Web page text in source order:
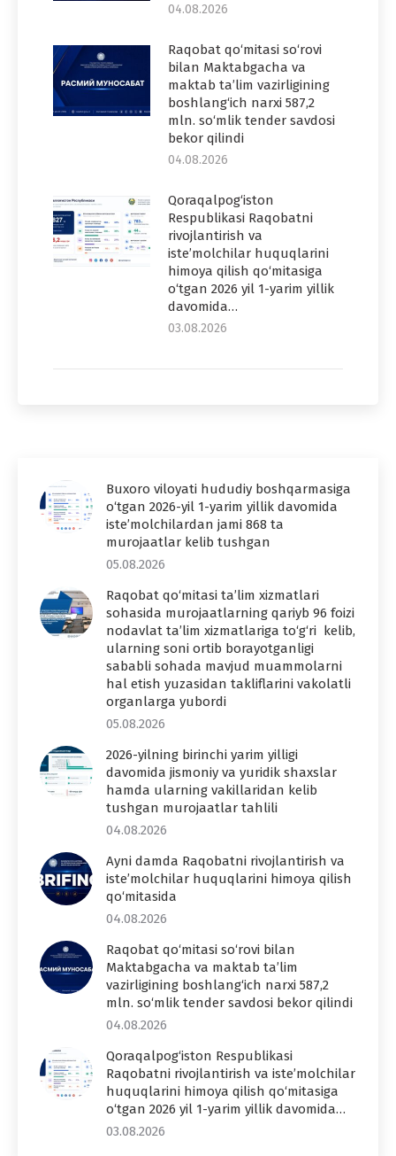
04.08.2026
Raqobat qo‘mitasi so‘rovi
bilan Maktabgacha va
maktab ta’lim vazirligining
boshlang‘ich narxi 587,2
mln. so‘mlik tender savdosi
bekor qilindi
04.08.2026
Qoraqalpog‘iston
Respublikasi Raqobatni
rivojlantirish va
iste’molchilar huquqlarini
himoya qilish qo‘mitasiga
o‘tgan 2026 yil 1-yarim yillik
davomida…
03.08.2026
Buxoro viloyati hududiy boshqarmasiga
o‘tgan 2026-yil 1-yarim yillik davomida
iste’molchilardan jami 868 ta
murojaatlar kelib tushgan
05.08.2026
Raqobat qo‘mitasi ta’lim xizmatlari
sohasida murojaatlarning qariyb 96 foizi
nodavlat ta’lim xizmatlariga to‘g‘ri kelib,
ularning soni ortib borayotganligi
sababli sohada mavjud muammolarni
hal etish yuzasidan takliflarini vakolatli
organlarga yubordi
05.08.2026
2026-yilning birinchi yarim yilligi
davomida jismoniy va yuridik shaxslar
hamda ularning vakillaridan kelib
tushgan murojaatlar tahlili
04.08.2026
Ayni damda Raqobatni rivojlantirish va
iste’molchilar huquqlarini himoya qilish
qo‘mitasida
04.08.2026
Raqobat qo‘mitasi so‘rovi bilan
Maktabgacha va maktab ta’lim
vazirligining boshlang‘ich narxi 587,2
mln. so‘mlik tender savdosi bekor qilindi
04.08.2026
Qoraqalpog‘iston Respublikasi
Raqobatni rivojlantirish va iste’molchilar
huquqlarini himoya qilish qo‘mitasiga
o‘tgan 2026 yil 1-yarim yillik davomida…
03.08.2026